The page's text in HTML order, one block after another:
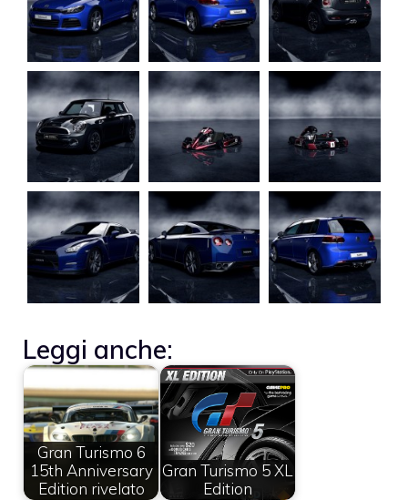
Leggi anche:
Gran Turismo 6
15th Anniversary
Edition rivelato
Gran Turismo 5 XL
Edition